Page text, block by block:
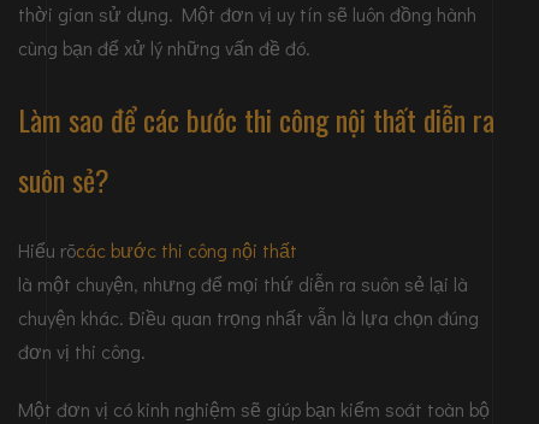
thời gian sử dụng. Một đơn vị uy tín sẽ luôn đồng hành
cùng bạn để xử lý những vấn đề đó.
Làm sao để các bước thi công nội thất diễn ra
suôn sẻ?
Hiểu rõcác bước thi công nội thất
là một chuyện, nhưng để mọi thứ diễn ra suôn sẻ lại là
chuyện khác. Điều quan trọng nhất vẫn là lựa chọn đúng
đơn vị thi công.
Một đơn vị có kinh nghiệm sẽ giúp bạn kiểm soát toàn bộ